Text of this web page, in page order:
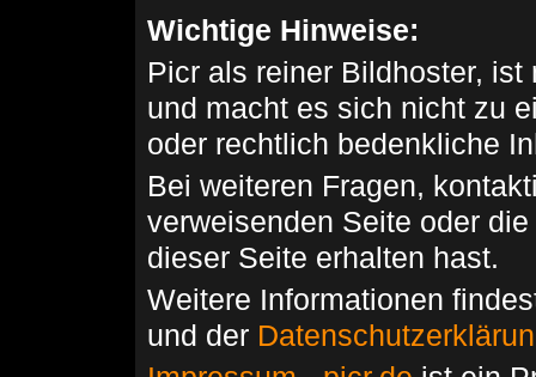
Wichtige Hinweise:
Picr als reiner Bildhoster,
und macht es sich nicht zu
oder rechtlich bedenkliche
Bei weiteren Fragen,
verweisenden Seite oder
dieser Seite erhalten hast.
Weitere Informationen
und der